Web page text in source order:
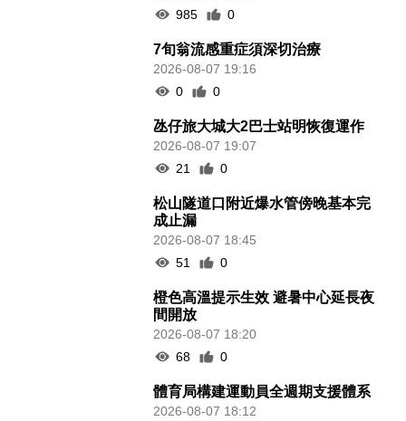
985
0
7旬翁流感重症須深切治療
2026-08-07 19:16
0
0
氹仔旅大城大2巴士站明恢復運作
2026-08-07 19:07
21
0
松山隧道口附近爆水管傍晚基本完
成止漏
2026-08-07 18:45
51
0
橙色高溫提示生效 避暑中心延長夜
間開放
2026-08-07 18:20
68
0
體育局構建運動員全週期支援體系
2026-08-07 18:12